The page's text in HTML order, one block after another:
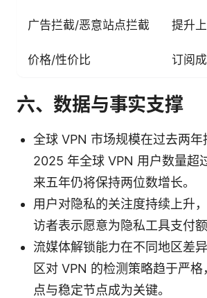
广告拦截/恶意站点拦截 提升
价格/性价比 订阅
六、数据与事实支撑
全球 VPN 市场规模在过去两年
2025 年全球 VPN 用户数量超
来五年仍将保持两位数增长。
用户对隐私的关注度持续上升
访者表示愿意为隐私工具支付额
流媒体解锁能力在不同地区差
区对 VPN 的检测策略趋于严
点与稳定节点成为关键。